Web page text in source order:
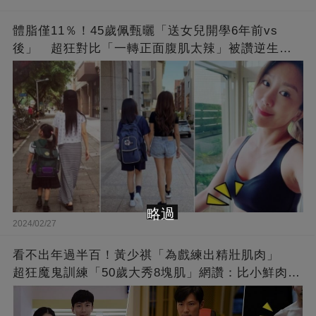
體脂僅11％！45歲佩甄曬「送女兒開學6年前vs
後」 超狂對比「一轉正面腹肌太辣」被讚逆生
長：媽媽變姊姊❤
2024/02/27
看不出年過半百！黃少祺「為戲練出精壯肌肉」
超狂魔鬼訓練「50歲大秀8塊肌」網讚：比小鮮肉猛
❤
略過